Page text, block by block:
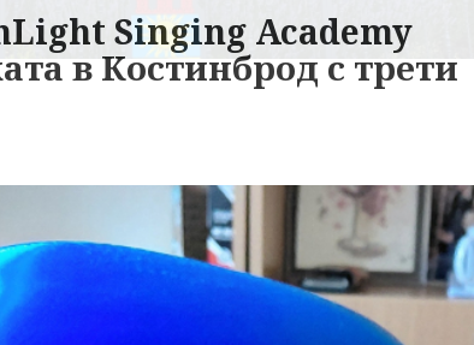
Singing Academy
в Костинброд с трети